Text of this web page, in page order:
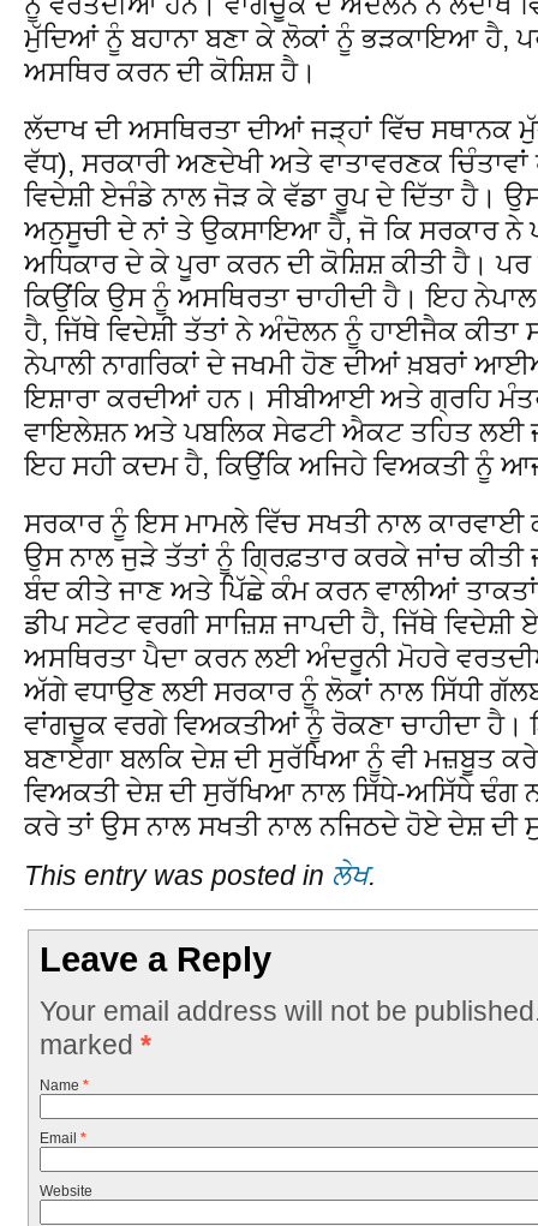
ਮੁੱਦਿਆਂ ਨੂੰ ਬਹਾਨਾ ਬਣਾ ਕੇ ਲੋਕਾਂ ਨੂੰ ਭੜਕਾਇਆ ਹੈ,
ਅਸਥਿਰ ਕਰਨ ਦੀ ਕੋਸ਼ਿਸ਼ ਹੈ।
ਲੱਦਾਖ ਦੀ ਅਸਥਿਰਤਾ ਦੀਆਂ ਜੜ੍ਹਾਂ ਵਿੱਚ ਸਥਾਨਕ
ਵੱਧ), ਸਰਕਾਰੀ ਅਣਦੇਖੀ ਅਤੇ ਵਾਤਾਵਰਣਕ
ਵਿਦੇਸ਼ੀ ਏਜੰਡੇ ਨਾਲ ਜੋੜ ਕੇ ਵੱਡਾ ਰੂਪ ਦੇ ਦਿੱਤਾ ਹੈ।
ਅਨੁਸੂਚੀ ਦੇ ਨਾਂ ਤੇ ਉਕਸਾਇਆ ਹੈ, ਜੋ ਕਿ ਸਰਕਾਰ ਨੇ
ਅਧਿਕਾਰ ਦੇ ਕੇ ਪੂਰਾ ਕਰਨ ਦੀ ਕੋਸ਼ਿਸ਼ ਕੀਤੀ ਹੈ।
ਕਿਉਂਕਿ ਉਸ ਨੂੰ ਅਸਥਿਰਤਾ ਚਾਹੀਦੀ ਹੈ। ਇਹ
ਹੈ, ਜਿੱਥੇ ਵਿਦੇਸ਼ੀ ਤੱਤਾਂ ਨੇ ਅੰਦੋਲਨ ਨੂੰ ਹਾਈਜੈਕ ਕੀਤਾ
ਨੇਪਾਲੀ ਨਾਗਰਿਕਾਂ ਦੇ ਜਖਮੀ ਹੋਣ ਦੀਆਂ ਖ਼ਬਰਾਂ
ਇਸ਼ਾਰਾ ਕਰਦੀਆਂ ਹਨ। ਸੀਬੀਆਈ ਅਤੇ ਗ੍ਰਹਿ
ਵਾਇਲੇਸ਼ਨ ਅਤੇ ਪਬਲਿਕ ਸੇਫਟੀ ਐਕਟ ਤਹਿਤ ਲਈ
ਇਹ ਸਹੀ ਕਦਮ ਹੈ, ਕਿਉਂਕਿ ਅਜਿਹੇ ਵਿਅਕਤੀ ਨੂੰ
ਸਰਕਾਰ ਨੂੰ ਇਸ ਮਾਮਲੇ ਵਿੱਚ ਸਖਤੀ ਨਾਲ ਕਾਰਵਾਈ
ਉਸ ਨਾਲ ਜੁੜੇ ਤੱਤਾਂ ਨੂੰ ਗ੍ਰਿਫ਼ਤਾਰ ਕਰਕੇ ਜਾਂਚ ਕੀਤੀ
ਬੰਦ ਕੀਤੇ ਜਾਣ ਅਤੇ ਪਿੱਛੇ ਕੰਮ ਕਰਨ ਵਾਲੀਆਂ
ਡੀਪ ਸਟੇਟ ਵਰਗੀ ਸਾਜ਼ਿਸ਼ ਜਾਪਦੀ ਹੈ, ਜਿੱਥੇ
ਅਸਥਿਰਤਾ ਪੈਦਾ ਕਰਨ ਲਈ ਅੰਦਰੂਨੀ ਮੋਹਰੇ
ਅੱਗੇ ਵਧਾਉਣ ਲਈ ਸਰਕਾਰ ਨੂੰ ਲੋਕਾਂ ਨਾਲ ਸਿੱਧੀ
ਵਾਂਗਚੂਕ ਵਰਗੇ ਵਿਅਕਤੀਆਂ ਨੂੰ ਰੋਕਣਾ ਚਾਹੀਦਾ ਹੈ।
ਬਣਾਏਗਾ ਬਲਕਿ ਦੇਸ਼ ਦੀ ਸੁਰੱਖਿਆ ਨੂੰ ਵੀ ਮਜ਼ਬੂਤ
ਵਿਅਕਤੀ ਦੇਸ਼ ਦੀ ਸੁਰੱਖਿਆ ਨਾਲ ਸਿੱਧੇ-ਅਸਿੱਧੇ ਢੰਗ
ਕਰੇ ਤਾਂ ਉਸ ਨਾਲ ਸਖਤੀ ਨਾਲ ਨਜਿਠਦੇ ਹੋਏ ਦੇਸ਼
This entry was posted in ਲੇਖ.
Leave a Reply
Your email address will not be
marked *
Name *
Email *
Website